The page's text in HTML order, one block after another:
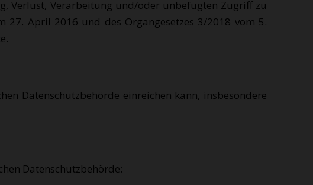
Verlust, Verarbeitung und/oder unbefugten Zugriff zu
April 2016 und des Organgesetzes 3/2018 vom 5.
Datenschutzbehörde einreichen kann, insbesondere
Datenschutzbehörde: